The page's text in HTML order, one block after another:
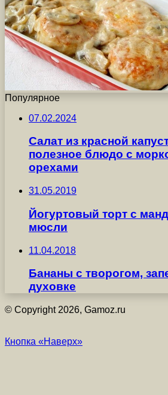
Популярное
07.02.2024
Салат из красной
полезное блюдо с
орехами
31.05.2019
Йогуртовый торт с
мюсли
11.04.2018
Бананы с творогом,
духовке
© Copyright 2026, Gamoz.ru
Кнопка «Наверх»